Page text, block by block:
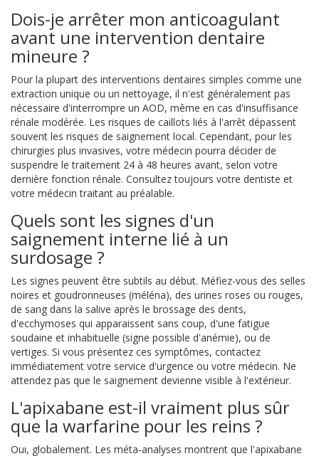
Dois-je arrêter mon anticoagulant
avant une intervention dentaire
mineure ?
Pour la plupart des interventions dentaires simples comme une
extraction unique ou un nettoyage, il n'est généralement pas
nécessaire d'interrompre un AOD, même en cas d'insuffisance
rénale modérée. Les risques de caillots liés à l'arrêt dépassent
souvent les risques de saignement local. Cependant, pour les
chirurgies plus invasives, votre médecin pourra décider de
suspendre le traitement 24 à 48 heures avant, selon votre
dernière fonction rénale. Consultez toujours votre dentiste et
votre médecin traitant au préalable.
Quels sont les signes d'un
saignement interne lié à un
surdosage ?
Les signes peuvent être subtils au début. Méfiez-vous des selles
noires et goudronneuses (méléna), des urines roses ou rouges,
de sang dans la salive après le brossage des dents,
d'ecchymoses qui apparaissent sans coup, d'une fatigue
soudaine et inhabituelle (signe possible d'anémie), ou de
vertiges. Si vous présentez ces symptômes, contactez
immédiatement votre service d'urgence ou votre médecin. Ne
attendez pas que le saignement devienne visible à l'extérieur.
L'apixabane est-il vraiment plus sûr
que la warfarine pour les reins ?
Oui, globalement. Les méta-analyses montrent que l'apixabane